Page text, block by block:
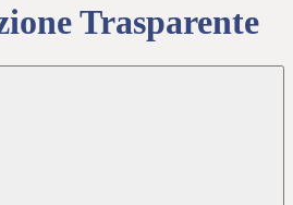
Trasparente